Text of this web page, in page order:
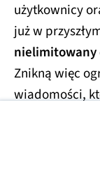
użytkownicy
już w
nielimitowany
Znikną więc
wiadomości,